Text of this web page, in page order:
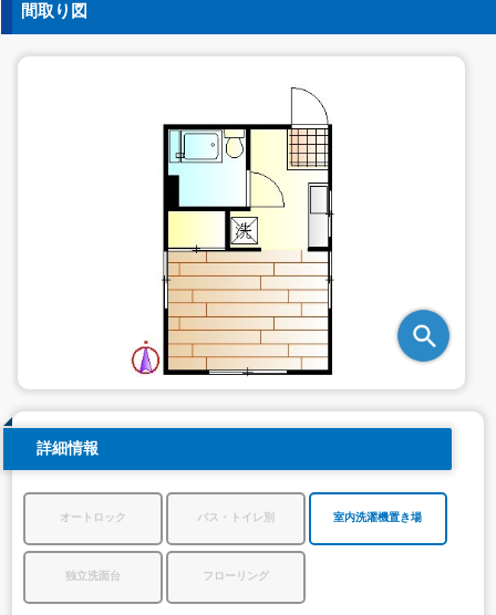
間取り図
詳細情報
オートロック バス・トイレ別 室内洗濯機置き場
独立洗面台 フローリング